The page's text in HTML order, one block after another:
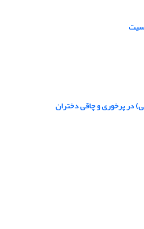
در پرخوری و چاقی دختران